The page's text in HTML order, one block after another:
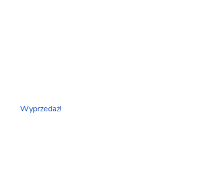
Wyprzedaż!